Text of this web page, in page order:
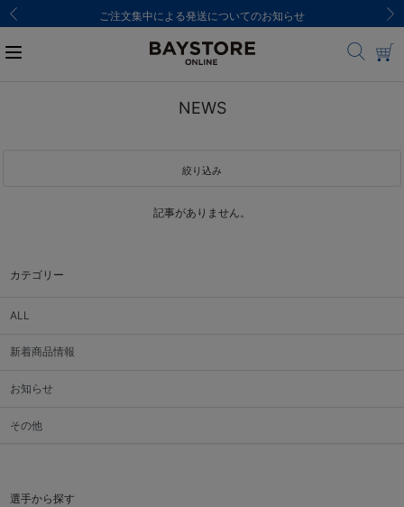
ご注文集中による発送についてのお知らせ
カテゴリー
ALL
新着商品情報
お知らせ
その他
選手から探す
NEWS
絞り込み
記事がありません。